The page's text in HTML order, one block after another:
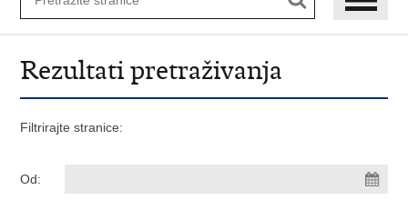
Rezultati pretraživanja
Filtrirajte stranice:
Od: